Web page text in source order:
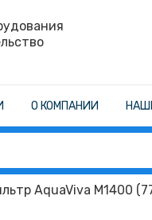
О КОМПАНИИ
AquaViva M1400